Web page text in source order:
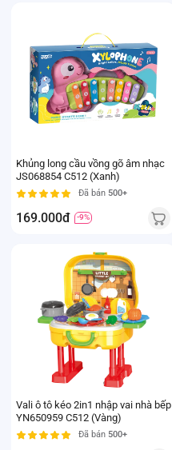
Khủng long cầu vồng gõ âm nhạc
JS068854 C512 (Xanh)
Đã bán 500+
169.000đ -9%
Vali ô tô kéo 2in1 nhập vai nhà bếp
YN650959 C512 (Vàng)
Đã bán 500+